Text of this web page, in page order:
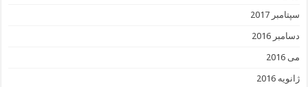
سپتامبر 2017
دسامبر 2016
می 2016
ژانویه 2016